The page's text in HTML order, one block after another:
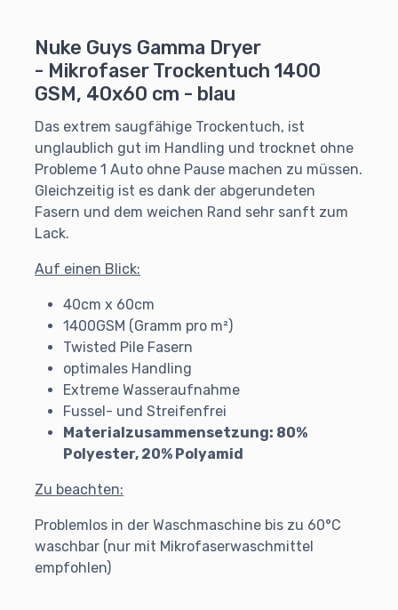
Nuke Guys Gamma Dryer
- Mikrofaser Trockentuch 1400
GSM, 40x60 cm - blau
Das extrem saugfähige Trockentuch, ist
unglaublich gut im Handling und trocknet ohne
Probleme 1 Auto ohne Pause machen zu müssen.
Gleichzeitig ist es dank der abgerundeten
Fasern und dem weichen Rand sehr sanft zum
Lack.
Auf einen Blick:
40cm x 60cm
1400GSM (Gramm pro m²)
Twisted Pile Fasern
optimales Handling
Extreme Wasseraufnahme
Fussel- und Streifenfrei
Materialzusammensetzung: 80%
Polyester, 20% Polyamid
Zu beachten:
Problemlos in der Waschmaschine bis zu 60°C
waschbar (nur mit Mikrofaserwaschmittel
empfohlen)